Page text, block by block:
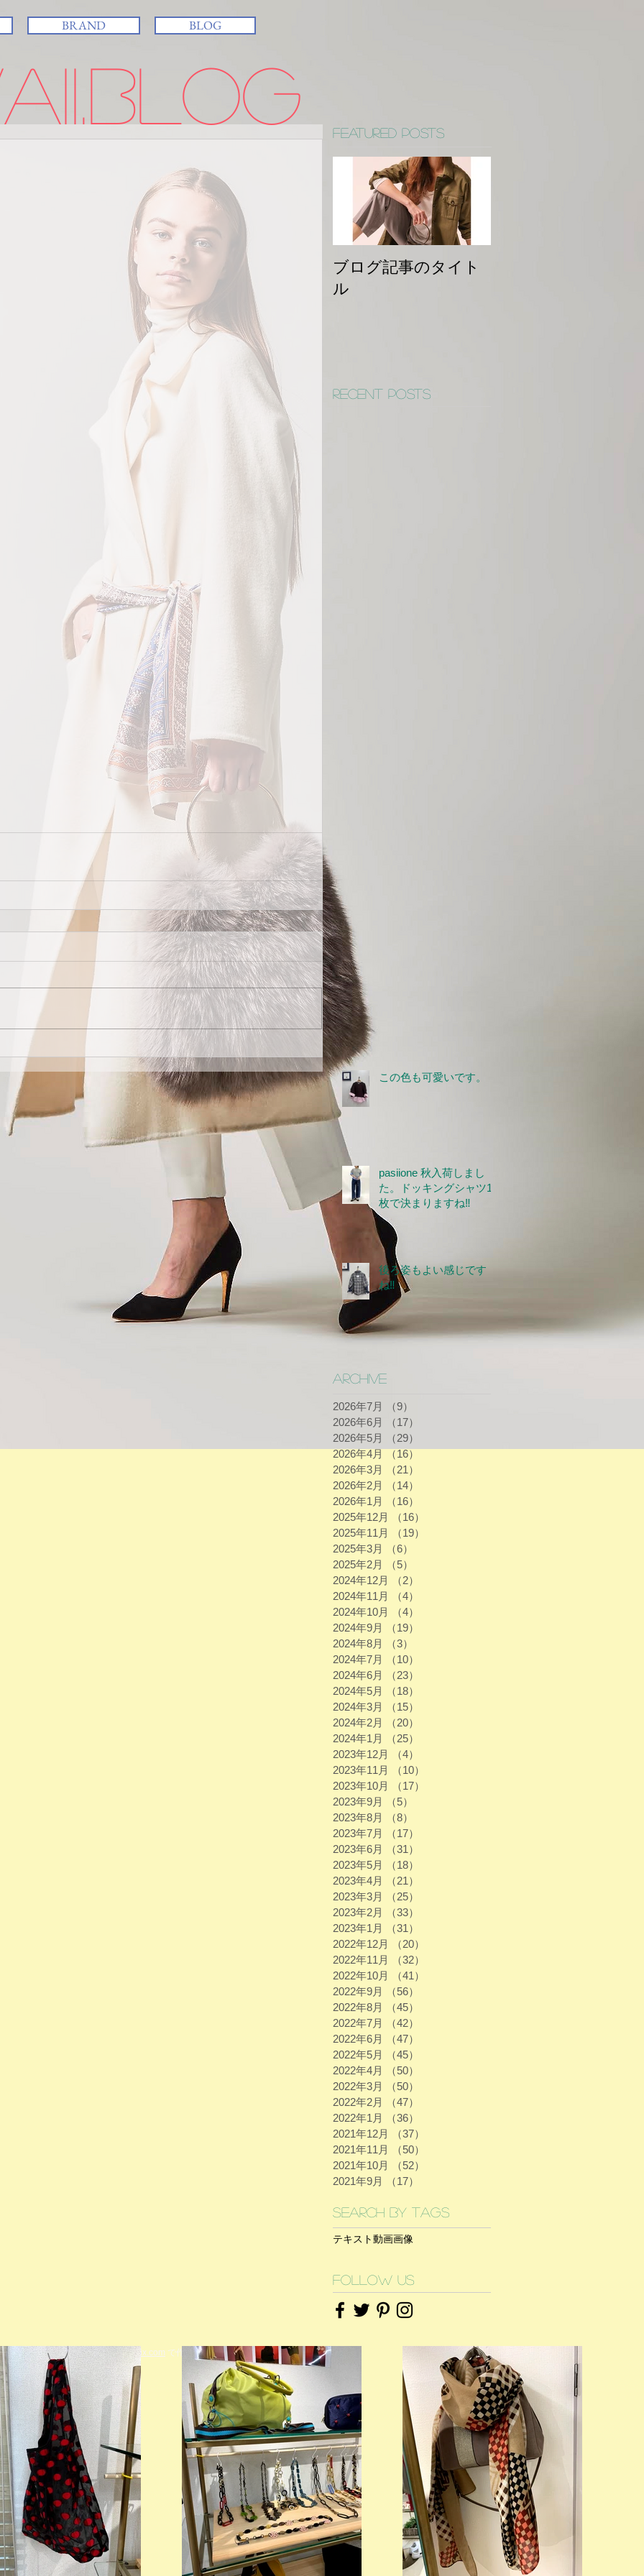
BRAND BLOG
Featured Posts
ブログ記事のタイト
ル
Recent Posts
この色も可愛いです。
pasiione 秋入荷しまし
た。ドッキングシャツ1
枚で決まりますね‼
後ろ姿もよい感じです
ね‼
Archive
2026年7月 （9）
2026年6月
（17）
2026年5月
（29）
2026年4月
（16）
2026年3月
（21）
2026年2月
（14）
2026年1月
（16）
2025年12月
（16）
2025年11月
（19）
2025年3月
（6）
2025年2月
（5）
2024年12月
（2）
2024年11月
（4）
2024年10月
（4）
2024年9月
（19）
2024年8月
（3）
2024年7月
（10）
2024年6月
（23）
2024年5月
（18）
2024年3月
（15）
2024年2月
（20）
2024年1月
（25）
2023年12月
（4）
2023年11月
（10）
2023年10月
（17）
2023年9月
（5）
2023年8月
（8）
2023年7月
（17）
2023年6月
（31）
2023年5月
（18）
2023年4月
（21）
2023年3月
（25）
2023年2月
（33）
2023年1月
（31）
2022年12月
（20）
2022年11月
（32）
2022年10月
（41）
2022年9月
（56）
2022年8月
（45）
2022年7月
（42）
2022年6月
（47）
2022年5月
（45）
2022年4月
（50）
2022年3月
（50）
2022年2月
（47）
2022年1月
（36）
2021年12月
（37）
2021年11月
（50）
2021年10月
（52）
2021年9月
（17）
Search By Tags
テキスト動画画像
Follow Us
© 2023 著作権表示の例 - Wix.com で作成されたホームページです